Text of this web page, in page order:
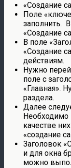
«Создание
Поле
заполнить.
«Создание
В поле
«Создание
действиям.
Нужно
поле с
«Главная».
раздела.
Далее
Необходимо
качестве
«создание
Заголовок
и для окна
можно